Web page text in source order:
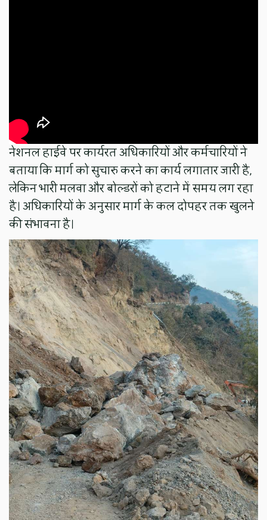
नेशनल हाईवे पर कार्यरत अधिकारियों और कर्मचारियों ने
बताया कि मार्ग को सुचारु करने का कार्य लगातार जारी है,
लेकिन भारी मलवा और बोल्डरों को हटाने में समय लग रहा
है। अधिकारियों के अनुसार मार्ग के कल दोपहर तक खुलने
की संभावना है।